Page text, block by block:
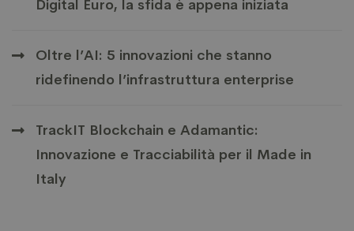
Digital Euro, la sfida è appena iniziata
Oltre l’AI: 5 innovazioni che stanno
ridefinendo l’infrastruttura enterprise
TrackIT Blockchain e Adamantic:
Innovazione e Tracciabilità per il Made in
Italy